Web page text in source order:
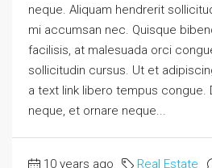
neque. Aliquam hendrerit
mi accumsan nec. Quisque
facilisis, at malesuada orci
sollicitudin cursus. Ut et
a text link libero tempus congue.
neque, et ornare neque...
10 years ago Real Estate